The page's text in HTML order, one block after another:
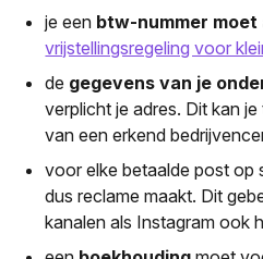
je een btw-nummer moet
vrijstellingsregeling voor
de gegevens van je
verplicht je adres. Dit kan
van een erkend
voor elke betaalde post op
dus reclame maakt. Dit
kanalen als Instagram ook